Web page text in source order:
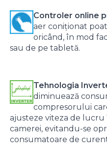
Controler online
aer coniționat
oricând, în mod
sau de pe tabletă.
Tehnologia
diminuează
compresorului
ajusteze viteza de
camerei, evitandu-se
consumatoare de